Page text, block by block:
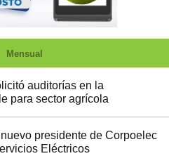
Mensual
auditorías en la
para sector agrícola
presidente de Corpoelec
Eléctricos